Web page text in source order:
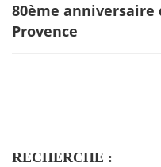
80ème anniversaire
Provence
RECHERCHE :